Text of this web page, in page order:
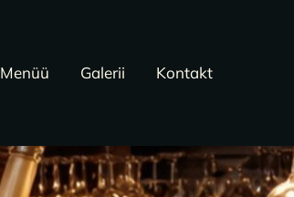
Menüü Galerii Kontakt